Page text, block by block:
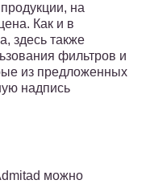
на
Как и в
здесь также
фильтров и
из предложенных
надпись
можно